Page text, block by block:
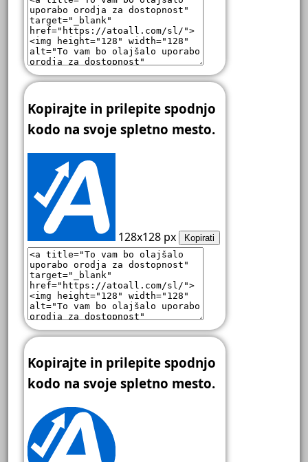
Kopirajte in prilepite spodnjo
kodo na svoje spletno mesto.
128x128 px Kopirati
Kopirajte in prilepite spodnjo
kodo na svoje spletno mesto.